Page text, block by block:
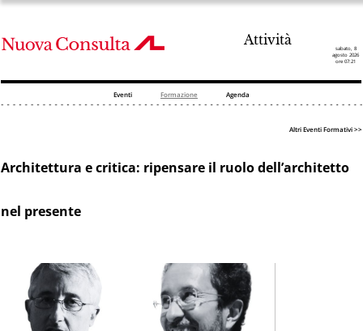
Attività
sabato, 8
agosto 2026
ore 07:21
Eventi Formazione Agenda
Altri Eventi Formativi >>
Architettura e critica: ripensare il ruolo dell’architetto
nel presente